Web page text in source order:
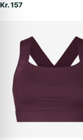
Kr. 157